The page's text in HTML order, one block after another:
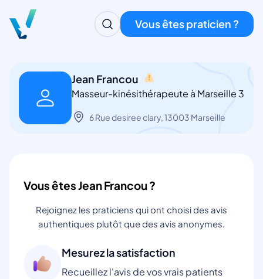
Vous êtes praticien ?
Jean Francou
Masseur-kinésithérapeute à Marseille 3
6 Rue desiree clary, 13003 Marseille
Vous êtes Jean Francou ?
Rejoignez les praticiens qui ont choisi des avis
authentiques plutôt que des avis anonymes.
Mesurez la satisfaction
Recueillez l'avis de vos vrais patients